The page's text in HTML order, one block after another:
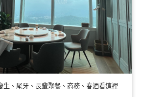
生、尾牙、長輩聚餐、商務、春酒看這裡